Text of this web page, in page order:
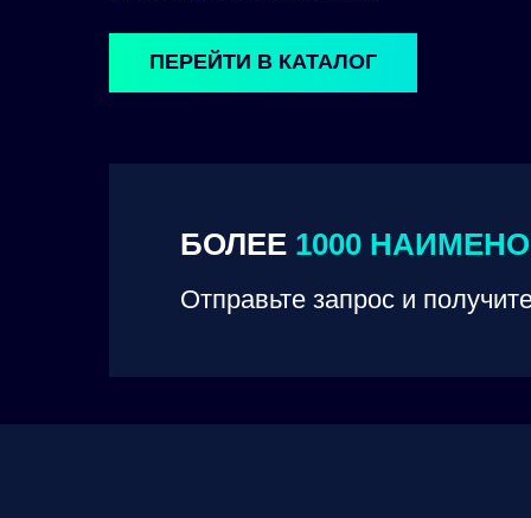
БОЛЕЕ 1000
Отправьте запрос и
ПЕРЕЙТИ В КАТАЛОГ